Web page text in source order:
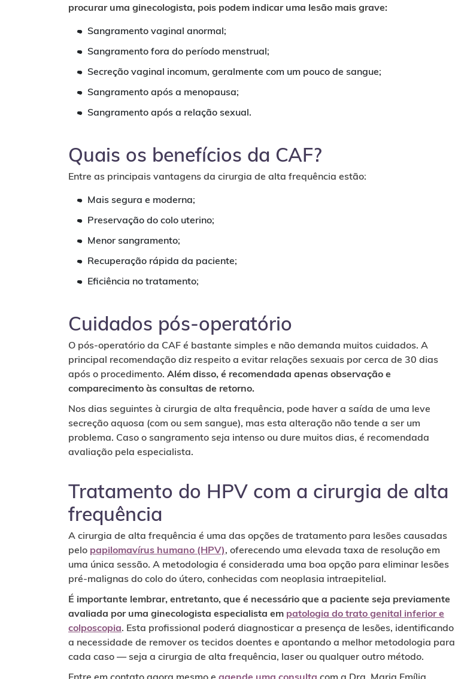
procurar uma ginecologista, pois podem indicar uma lesão mais grave:
Sangramento vaginal anormal;
Sangramento fora do período menstrual;
Secreção vaginal incomum, geralmente com um pouco de sangue;
Sangramento após a menopausa;
Sangramento após a relação sexual.
Quais os benefícios da CAF?
Entre as principais vantagens da cirurgia de alta frequência estão:
Mais segura e moderna;
Preservação do colo uterino;
Menor sangramento;
Recuperação rápida da paciente;
Eficiência no tratamento;
Cuidados pós-operatório
O pós-operatório da CAF é bastante simples e não demanda muitos cuidados. A
principal recomendação diz respeito a evitar relações sexuais por cerca de 30 dias
após o procedimento. Além disso, é recomendada apenas observação e
comparecimento às consultas de retorno.
Nos dias seguintes à cirurgia de alta frequência, pode haver a saída de uma leve
secreção aquosa (com ou sem sangue), mas esta alteração não tende a ser um
problema. Caso o sangramento seja intenso ou dure muitos dias, é recomendada
avaliação pela especialista.
Tratamento do HPV com a cirurgia de alta
frequência
A cirurgia de alta frequência é uma das opções de tratamento para lesões causadas
pelo papilomavírus humano (HPV), oferecendo uma elevada taxa de resolução em
uma única sessão. A metodologia é considerada uma boa opção para eliminar lesões
pré-malignas do colo do útero, conhecidas com neoplasia intraepitelial.
É importante lembrar, entretanto, que é necessário que a paciente seja previamente
avaliada por uma ginecologista especialista em patologia do trato genital inferior e
colposcopia. Esta profissional poderá diagnosticar a presença de lesões, identificando
a necessidade de remover os tecidos doentes e apontando a melhor metodologia para
cada caso — seja a cirurgia de alta frequência, laser ou qualquer outro método.